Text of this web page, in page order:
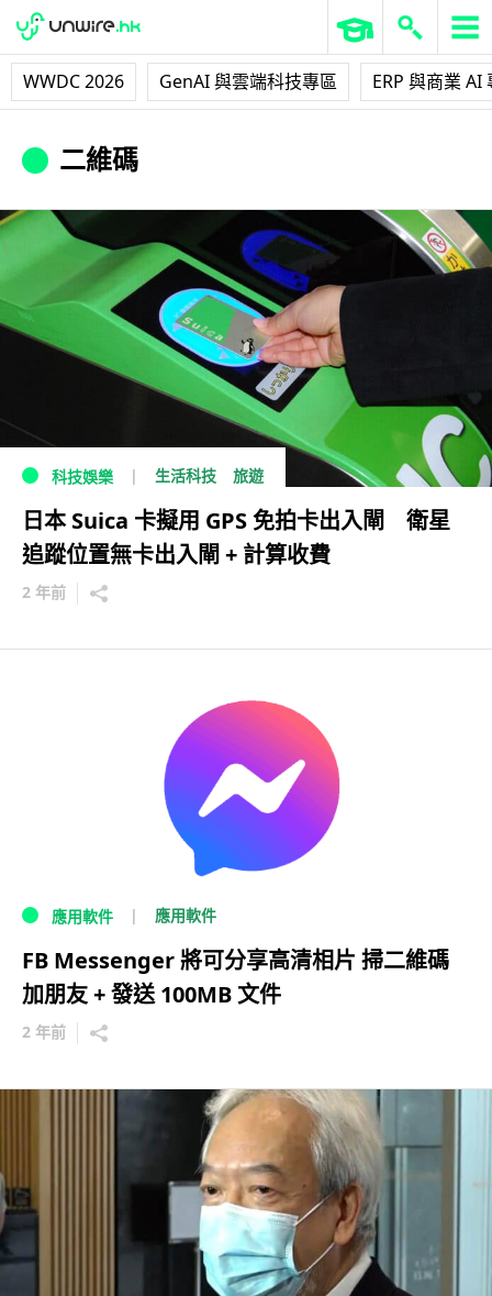
WWDC 2026 GenAI 與雲端科技專區 ERP 與商業 AI
二維碼
科技娛樂 生活科技 旅遊
日本 Suica 卡擬用 GPS 免拍卡出入閘 衛星
追蹤位置無卡出入閘 + 計算收費
2 年前
應用軟件 應用軟件
FB Messenger 將可分享高清相片 掃二維碼
加朋友 + 發送 100MB 文件
2 年前